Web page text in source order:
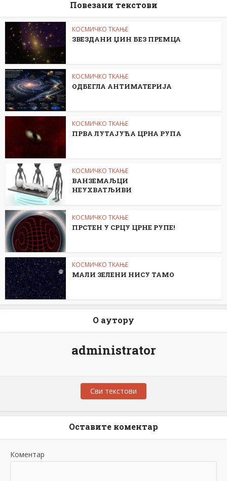
Повезани текстови
КОСМИЧКО ТКАЊЕ
ЗВЕЗДАНИ ЏИН БЕЗ ПРЕМЦА
КОСМИЧКО ТКАЊЕ
ОДБЕГЛА АНТИМАТЕРИЈА
КОСМИЧКО ТКАЊЕ
ПРВА ЛУТАЈУЋА ЦРНА РУПА
КОСМИЧКО ТКАЊЕ
ВАНЗЕМАЉЦИ
НЕУХВАТЉИВИ
КОСМИЧКО ТКАЊЕ
ПРСТЕН У СРЦУ ЦРНЕ РУПЕ!
КОСМИЧКО ТКАЊЕ
МАЛИ ЗЕЛЕНИ НИСУ ТАМО
О аутору
administrator
Сви текстови
Оставите коментар
Коментар